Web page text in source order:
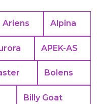
Ariens Alpina
APEK-АS
Bolens
Billy Goat